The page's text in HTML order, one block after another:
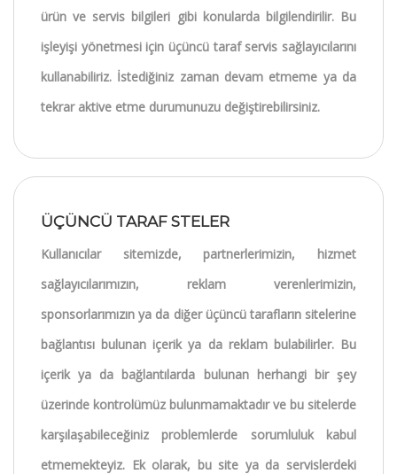
ürün ve servis bilgileri gibi konularda bilgilendirilir. Bu
işleyişi yönetmesi için üçüncü taraf servis sağlayıcılarını
kullanabiliriz. İstediğiniz zaman devam etmeme ya da
tekrar aktive etme durumunuzu değiştirebilirsiniz.
ÜÇÜNCÜ TARAF STELER
Kullanıcılar sitemizde, partnerlerimizin, hizmet
sağlayıcılarımızın, reklam verenlerimizin,
sponsorlarımızın ya da diğer üçüncü tarafların sitelerine
bağlantısı bulunan içerik ya da reklam bulabilirler. Bu
içerik ya da bağlantılarda bulunan herhangi bir şey
üzerinde kontrolümüz bulunmamaktadır ve bu sitelerde
karşılaşabileceğiniz problemlerde sorumluluk kabul
etmemekteyiz. Ek olarak, bu site ya da servislerdeki